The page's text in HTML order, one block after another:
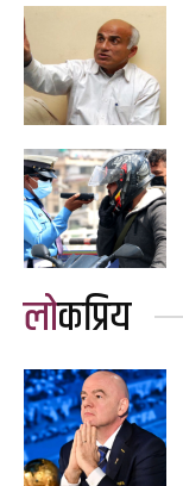
लोकप्रिय